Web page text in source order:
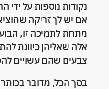
נקודות נוספות על ידי
אם יש לך זריקה
מתחת לתמיכה זו,
אלה שאליהן כיוונת
צבעים שהם עשויים
בסך הכל, מדובר בכותר